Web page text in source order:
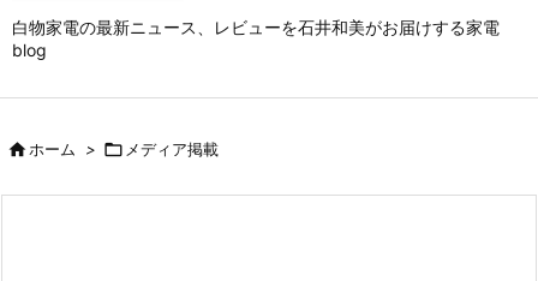
白物家電の最新ニュース、レビューを石井和美がお届けする家電
blog

前へ
次へ
ホーム >  メディア掲載